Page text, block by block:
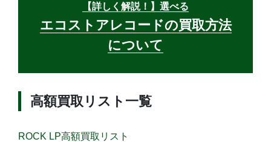
【詳しく解説！】選べる
エコストアレコードの買取方法
について
高額買取リスト一覧
ROCK LP高額買取リスト